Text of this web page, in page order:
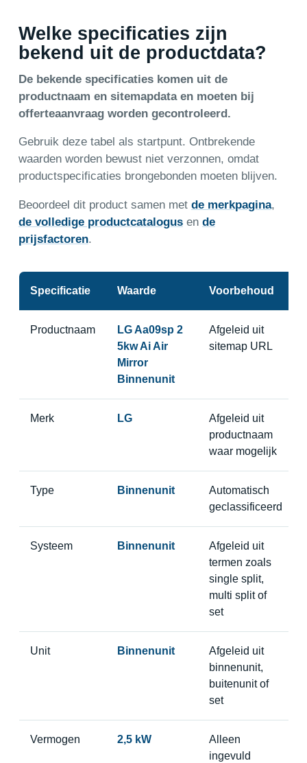
Welke specificaties zijn
bekend uit de productdata?
De bekende specificaties komen uit de
productnaam en sitemapdata en moeten bij
offerteaanvraag worden gecontroleerd.
Gebruik deze tabel als startpunt. Ontbrekende
waarden worden bewust niet verzonnen, omdat
productspecificaties brongebonden moeten blijven.
Beoordeel dit product samen met de merkpagina,
de volledige productcatalogusen de
prijsfactoren.
Specificatie Waarde Voorbehoud
Productnaam
LG Aa09sp 2
5kw Ai Air
Mirror
Binnenunit
Afgeleid uit
sitemap URL
Merk LG
Afgeleid uit
productnaam
waar mogelijk
Type Binnenunit
Automatisch
geclassificeerd
Systeem Binnenunit
Afgeleid uit
termen zoals
single split,
multi split of
set
Unit Binnenunit
Afgeleid uit
binnenunit,
buitenunit of
set
Vermogen 2,5 kW
Alleen
ingevuld